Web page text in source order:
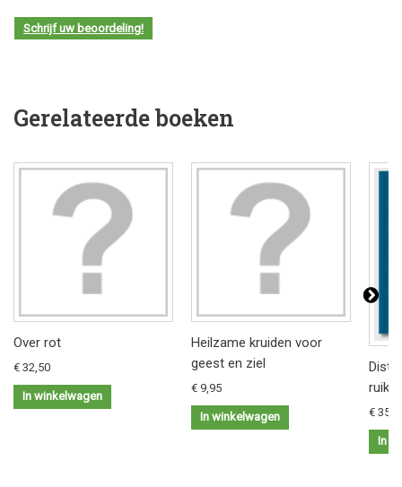
Schrijf uw beoordeling!
Gerelateerde boeken
Over rot
€ 32,50
In winkelwagen
Heilzame kruiden voor
geest en ziel
€ 9,95
In winkelwagen €
In